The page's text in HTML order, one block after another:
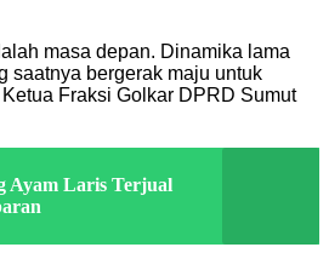
masa depan. Dinamika lama
saatnya bergerak maju untuk
Fraksi Golkar DPRD Sumut
Ayam Laris Terjual